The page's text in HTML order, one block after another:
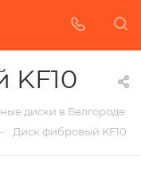
диски в Белгороде
Диск фибровый KF10